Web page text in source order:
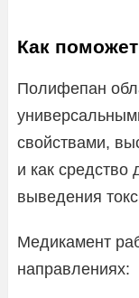
Как
Полифепан
свойствами,
и как
выведения
Медикамент
направлениях: